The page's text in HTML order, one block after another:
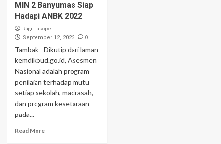
MIN 2 Banyumas Siap
Hadapi ANBK 2022
Ragil Takope
September 12, 2022 0
Tambak - Dikutip dari laman
kemdikbud.go.id, Asesmen
Nasional adalah program
penilaian terhadap mutu
setiap sekolah, madrasah,
dan program kesetaraan
pada...
Read More